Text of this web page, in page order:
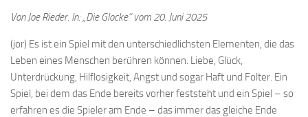
Von Joe Rieder. In: „Die Glocke“ vom 20. Juni 2025
(jor) Es ist ein Spiel mit den unterschiedlichsten Elementen, die das
Leben eines Menschen berühren können. Liebe, Glück,
Unterdrückung, Hilflosigkeit, Angst und sogar Haft und Folter. Ein
Spiel, bei dem das Ende bereits vorher feststeht und ein Spiel – so
erfahren es die Spieler am Ende – das immer das gleiche Ende